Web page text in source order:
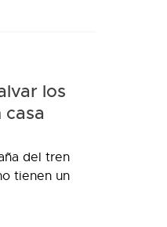
los
casa
del tren
tienen un